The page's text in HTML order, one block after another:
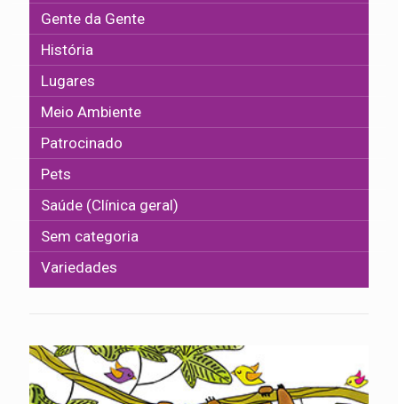
Gente da Gente
História
Lugares
Meio Ambiente
Patrocinado
Pets
Saúde (Clínica geral)
Sem categoria
Variedades